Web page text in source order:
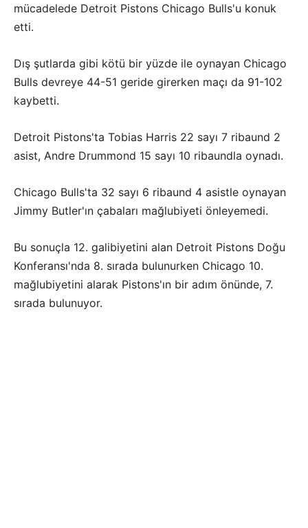
mücadelede Detroit Pistons Chicago Bulls'u konuk
etti.
Dış şutlarda gibi kötü bir yüzde ile oynayan Chicago
Bulls devreye 44-51 geride girerken maçı da 91-102
kaybetti.
Detroit Pistons'ta Tobias Harris 22 sayı 7 ribaund 2
asist, Andre Drummond 15 sayı 10 ribaundla oynadı.
Chicago Bulls'ta 32 sayı 6 ribaund 4 asistle oynayan
Jimmy Butler'ın çabaları mağlubiyeti önleyemedi.
Bu sonuçla 12. galibiyetini alan Detroit Pistons Doğu
Konferansı'nda 8. sırada bulunurken Chicago 10.
mağlubiyetini alarak Pistons'ın bir adım önünde, 7.
sırada bulunuyor.